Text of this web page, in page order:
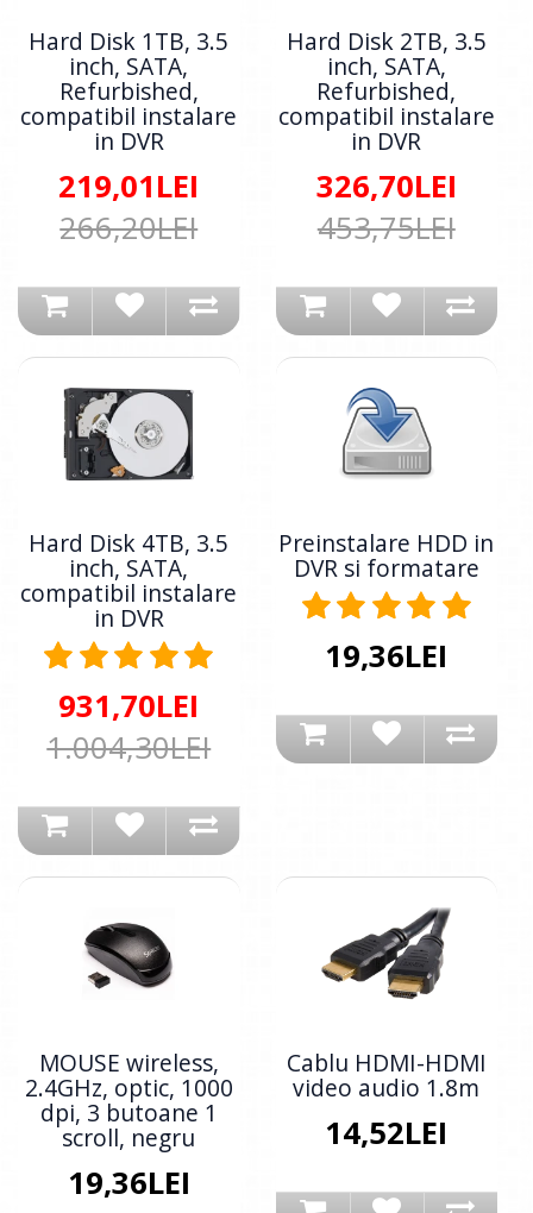
Hard Disk 1TB, 3.5
inch, SATA,
Refurbished,
compatibil instalare
in DVR
219,01LEI
266,20LEI
Hard Disk 2TB, 3.5
inch, SATA,
Refurbished,
compatibil instalare
in DVR
326,70LEI
453,75LEI
Hard Disk 4TB, 3.5
inch, SATA,
compatibil instalare
in DVR
931,70LEI
1.004,30LEI
Preinstalare HDD in
DVR si formatare
19,36LEI
MOUSE wireless,
2.4GHz, optic, 1000
dpi, 3 butoane 1
scroll, negru
19,36LEI
Cablu HDMI-HDMI
video audio 1.8m
14,52LEI